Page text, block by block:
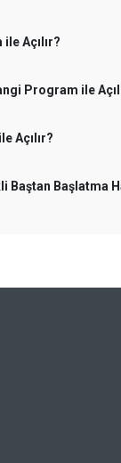
Açılır?
Program ile
Açılır?
Baştan Başlatma